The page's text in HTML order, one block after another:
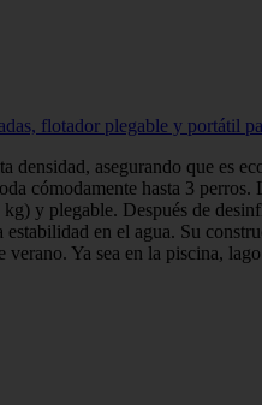
flotador plegable y portátil
asegurando que es
cómodamente hasta 3
y plegable. Después de
en el agua. Su
Ya sea en la piscina,